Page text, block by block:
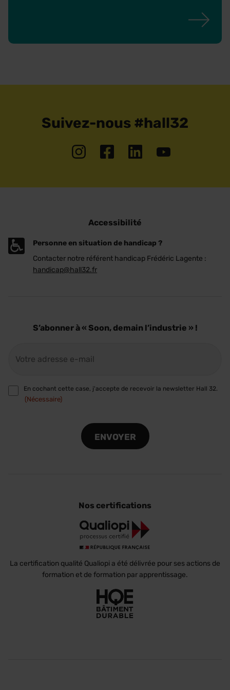
Suivez-nous #hall32
Accessibilité
Personne en situation de handicap ?
Contacter notre référent handicap Frédéric Lagente :
handicap@hall32.fr
S’abonner à « Soon, demain l’industrie » !
mail
RGPD
(Nécessaire)
En cochant cette case, j'accepte de recevoir la newsletter Hall 32.
(Nécessaire)
Nos certifications
La certification qualité Qualiopi a été délivrée pour ses actions de
formation et de formation par apprentissage.